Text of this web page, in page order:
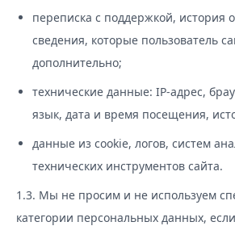
переписка с поддержкой, история
сведения, которые пользователь
дополнительно;
технические данные: IP-адрес,
язык, дата и время посещения,
данные из cookie, логов, систем
технических инструментов сайта.
1.3. Мы не просим и не используем
категории персональных данных,